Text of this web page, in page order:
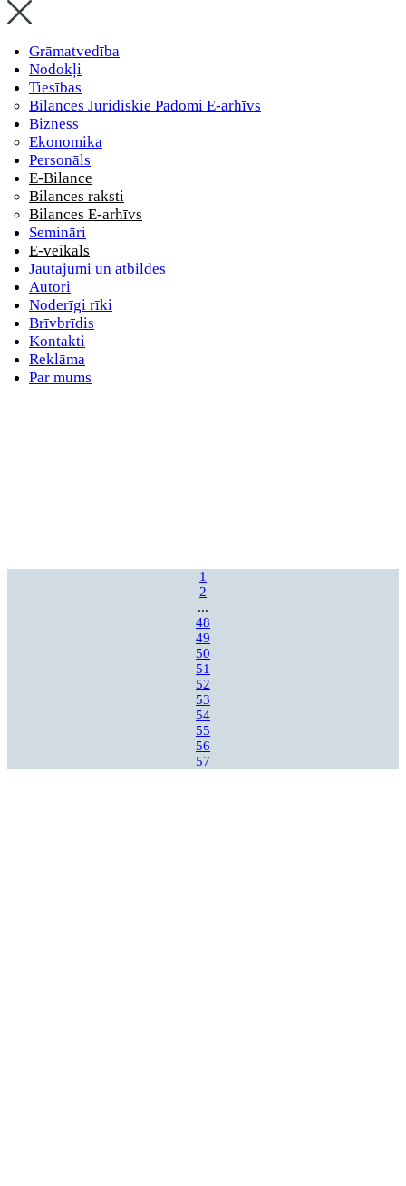
Grāmatvedība
Nodokļi
Tiesības
Bilances Juridiskie Padomi E-arhīvs
Bizness
Ekonomika
Personāls
E-Bilance
Bilances raksti
Bilances E-arhīvs
Semināri
E-veikals
Jautājumi un atbildes
Autori
Noderīgi rīki
Brīvbrīdis
Kontakti
Reklāma
Par mums
1
2
...
48
49
50
51
52
53
54
55
56
57